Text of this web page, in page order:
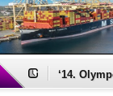
Denizcilik
‘14.
Taksi